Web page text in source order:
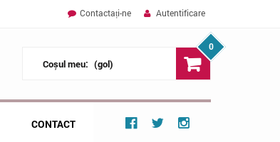
Autentificare
Contactați-ne
Coșul meu:
0
(gol)
CONTACT